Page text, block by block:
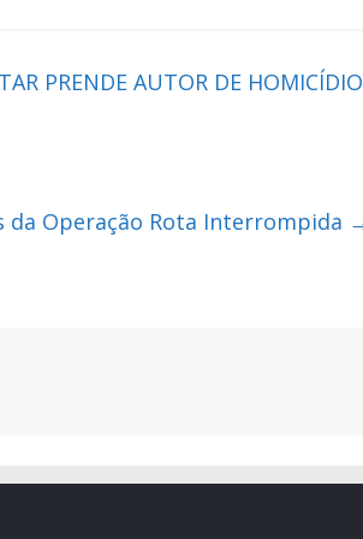
PRENDE AUTOR DE HOMICÍDIO
da Operação Rota Interrompida